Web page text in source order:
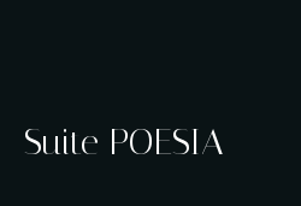
Suite POESIA